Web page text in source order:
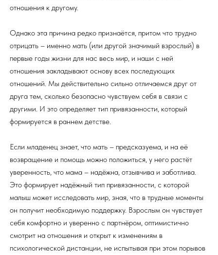
отношения к другому.
Однако эта причина редко признаётся, притом что трудно
отрицать – именно мать (или другой значимый взрослый) в
первые годы жизни для нас весь мир, и наши с ней
отношения закладывают основу всех последующих
отношений. Мы действительно сильно отличаемся друг от
друга тем, сколько безопасно чувствуем себя в связи с
другими. И это определяет тип привязанности, который
формируется в раннем детстве.
Если младенец знает, что мать – предсказуема, и на её
возвращение и помощь можно положиться, у него растёт
уверенность, что мама – надёжна, отзывчива и заботлива.
Это формирует надёжный тип привязанности, с которой
малыш может исследовать мир, зная, что в трудные моменты
он получит необходимую поддержку. Взрослым он чувствует
себя комфортно и уверенно с партнёром, оптимистично
смотрит на отношения и открыт к изменениям в
психологической дистанции, не испытывая при этом порывов